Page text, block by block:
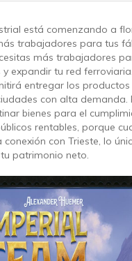
está comenzando a
trabajadores para tus
más trabajadores
y expandir tu red
entregar los productos
con alta demanda.
bienes para el
rentables, porque
conexión con Trieste, lo
patrimonio neto.